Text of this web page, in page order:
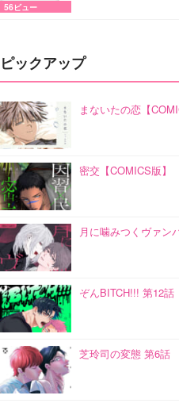
56ビュー
ピックアップ
まないたの恋【
密交【COMICS版】
月に噛みつくヴァン
ぞんBITCH!!! 第12話
芝玲司の変態 第6話